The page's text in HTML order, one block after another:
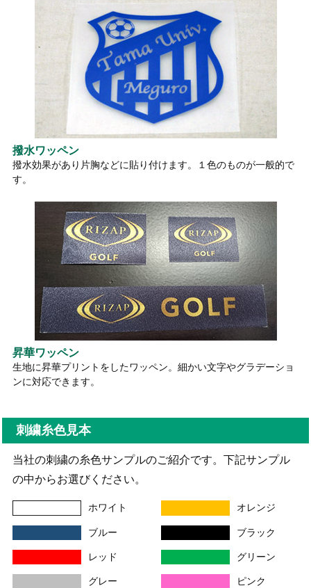
撥水ワッペン
撥水効果があり片胸などに貼り付けます。１色のものが一般的で
す。
昇華ワッペン
生地に昇華プリントをしたワッペン。細かい文字やグラデーショ
ンに対応できます。
刺繍糸色見本
当社の刺繍の糸色サンプルのご紹介です。下記サンプル
の中からお選びください。
ホワイト オレンジ
ブルー ブラック
レッド グリーン
グレー ピンク